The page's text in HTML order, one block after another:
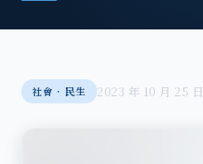
社會‧民生 2023 年 10 月 25 日